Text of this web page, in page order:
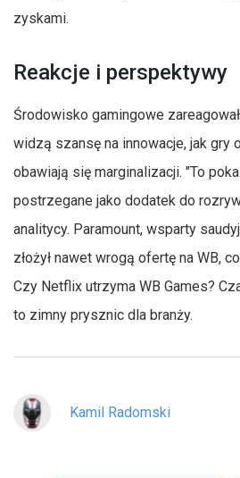
zyskami.
Reakcje i perspektywy
Środowisko gamingowe
widzą szansę na innowacje, jak gry
obawiają się marginalizacji. "To
postrzegane jako dodatek do
analitycy. Paramount, wsparty
złożył nawet wrogą ofertę na WB,
Czy Netflix utrzyma WB Games?
to zimny prysznic dla branży.
Kamil Radomski